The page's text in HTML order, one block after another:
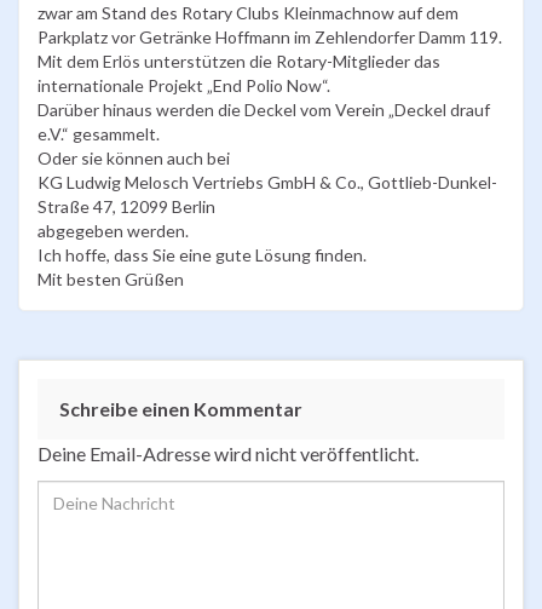
zwar am Stand des Rotary Clubs Kleinmachnow auf dem
Parkplatz vor Getränke Hoffmann im Zehlendorfer Damm 119.
Mit dem Erlös unterstützen die Rotary-Mitglieder das
internationale Projekt „End Polio Now“.
Darüber hinaus werden die Deckel vom Verein „Deckel drauf
e.V.“ gesammelt.
Oder sie können auch bei
KG Ludwig Melosch Vertriebs GmbH & Co., Gottlieb-Dunkel-
Straße 47, 12099 Berlin
abgegeben werden.
Ich hoffe, dass Sie eine gute Lösung finden.
Mit besten Grüßen
Schreibe einen Kommentar
Deine Email-Adresse wird nicht veröffentlicht.